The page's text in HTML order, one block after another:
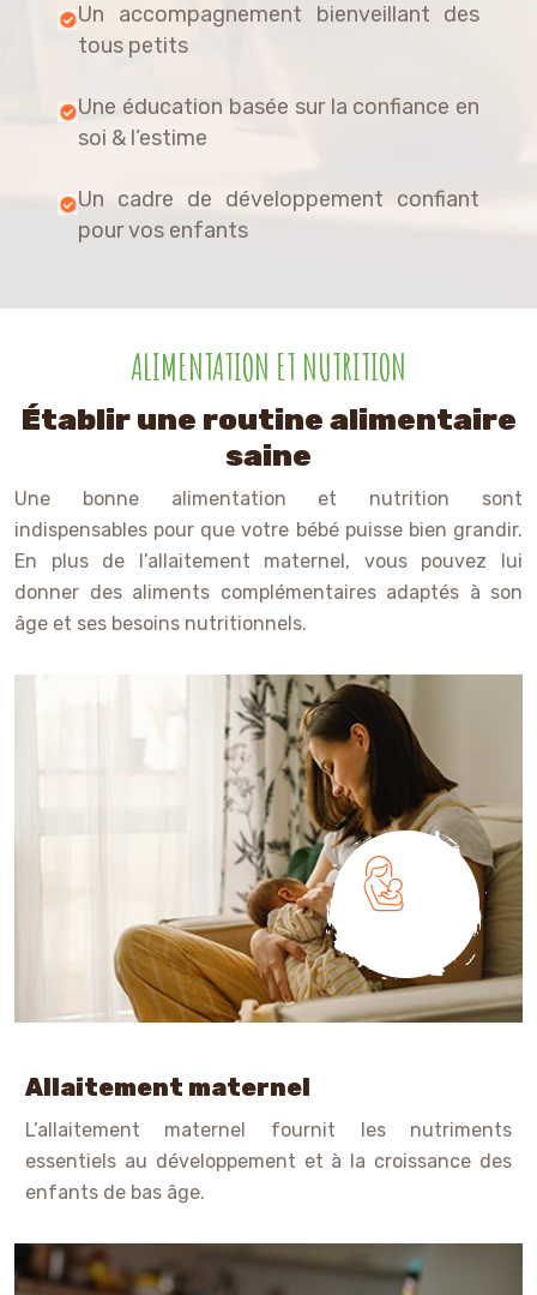
Un accompagnement bienveillant des
tous petits
Une éducation basée sur la confiance en
soi & l’estime
Un cadre de développement confiant
pour vos enfants
ALIMENTATION ET NUTRITION
Établir une routine alimentaire
saine
Une bonne alimentation et nutrition sont
indispensables pour que votre bébé puisse bien grandir.
En plus de l’allaitement maternel, vous pouvez lui
donner des aliments complémentaires adaptés à son
âge et ses besoins nutritionnels.
Allaitement maternel
L’allaitement maternel fournit les nutriments
essentiels au développement et à la croissance des
enfants de bas âge.